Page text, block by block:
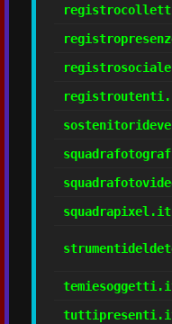
squadrapixel.it